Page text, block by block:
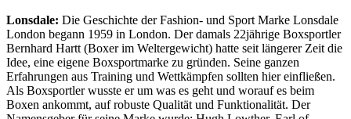
Lonsdale: Die Geschichte der Fashion- und Sport Marke Lonsdale
London begann 1959 in London. Der damals 22jährige Boxsportler
Bernhard Hartt (Boxer im Weltergewicht) hatte seit längerer Zeit die
Idee, eine eigene Boxsportmarke zu gründen. Seine ganzen
Erfahrungen aus Training und Wettkämpfen sollten hier einfließen.
Als Boxsportler wusste er um was es geht und worauf es beim
Boxen ankommt, auf robuste Qualität und Funktionalität. Der